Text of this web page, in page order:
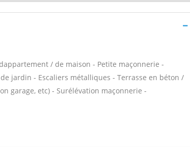
/ de maison - Petite maçonnerie -
jardin - Escaliers métalliques - Terrasse en béton /
garage, etc) - Surélévation maçonnerie -